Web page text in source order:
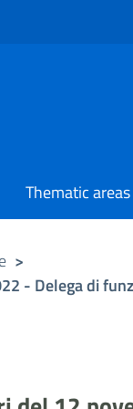
Thematic areas
>
- Delega di